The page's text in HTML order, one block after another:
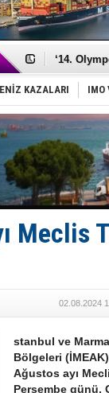
Denizcilik
Taksi
TÜRKLİM
SOCAR da
Dünyanın
Keşfedildi:
D-Marin,
Van’da
ASEAN ilk
KAZALARI IMO
Meclis
02.08.2024
stanbul ve
Bölgeleri
Ağustos ayı
Perşembe günü,